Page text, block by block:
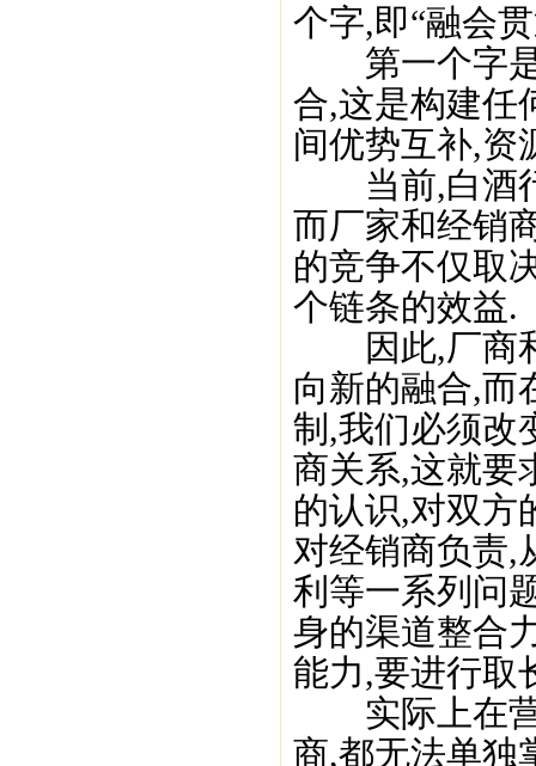
个字,即“融会
第一个字是“
合,这是构建任
间优势互补,资
当前,白酒行
而厂家和经销
的竞争不仅取
个链条的效益.
因此,厂商和
向新的融合,而
制,我们必须改
商关系,这就要
的认识,对双方
对经销商负责,
利等一系列问
身的渠道整合
能力,要进行取
实际上在营
商,都无法单独